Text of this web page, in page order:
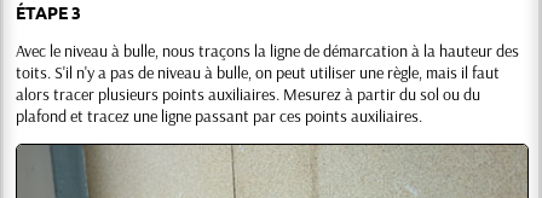
ÉTAPE 3
Avec le niveau à bulle, nous traçons la ligne de démarcation à la hauteur des
toits. S'il n'y a pas de niveau à bulle, on peut utiliser une règle, mais il faut
alors tracer plusieurs points auxiliaires. Mesurez à partir du sol ou du
plafond et tracez une ligne passant par ces points auxiliaires.